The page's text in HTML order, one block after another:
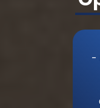
-